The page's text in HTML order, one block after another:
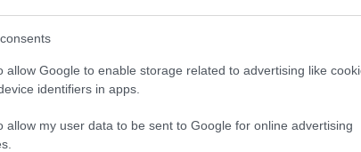
allow Google to enable storage related to advertising like
identifiers in apps.
allow my user data to be sent to Google for online advertising